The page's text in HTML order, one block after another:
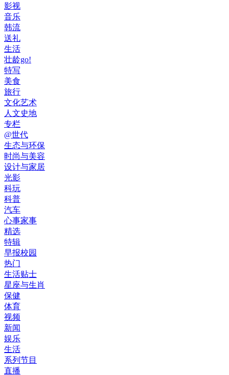
影视
音乐
韩流
送礼
生活
壮龄go!
特写
美食
旅行
文化艺术
人文史地
专栏
@世代
生态与环保
时尚与美容
设计与家居
光影
科玩
科普
汽车
心事家事
精选
特辑
早报校园
热门
生活贴士
星座与生肖
保健
体育
视频
新闻
娱乐
生活
系列节目
直播